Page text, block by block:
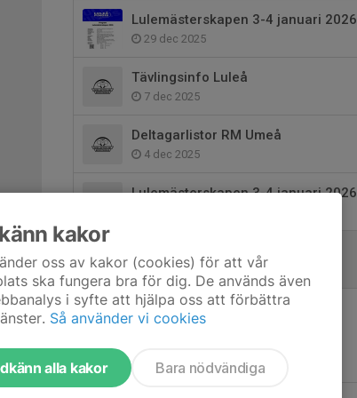
Lulemästerskapen 3-4 januari 2026
29 dec 2025
Tävlingsinfo Luleå
7 dec 2025
Deltagarlistor RM Umeå
4 dec 2025
Lulemästerskapen 3-4 januari 2026
19 nov 2025
kakor
oss av kakor (cookies) för att vår
ska fungera bra för dig. De används även
i syfte att hjälpa oss att förbättra
Så använder vi cookies
alla kakor Bara nödvändiga